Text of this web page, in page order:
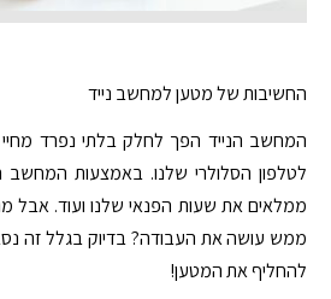
החשיבות של מטען למחשב נייד
המחשב הנייד הפך לחלק בלתי נפרד מחיי
לטלפון הסלולרי שלנו. באמצעות המחשב
ממלאים את שעות הפנאי שלנו ועוד. אבל
ממש עושה את העבודה? בדיוק בגלל זה
להחליף את המטען!